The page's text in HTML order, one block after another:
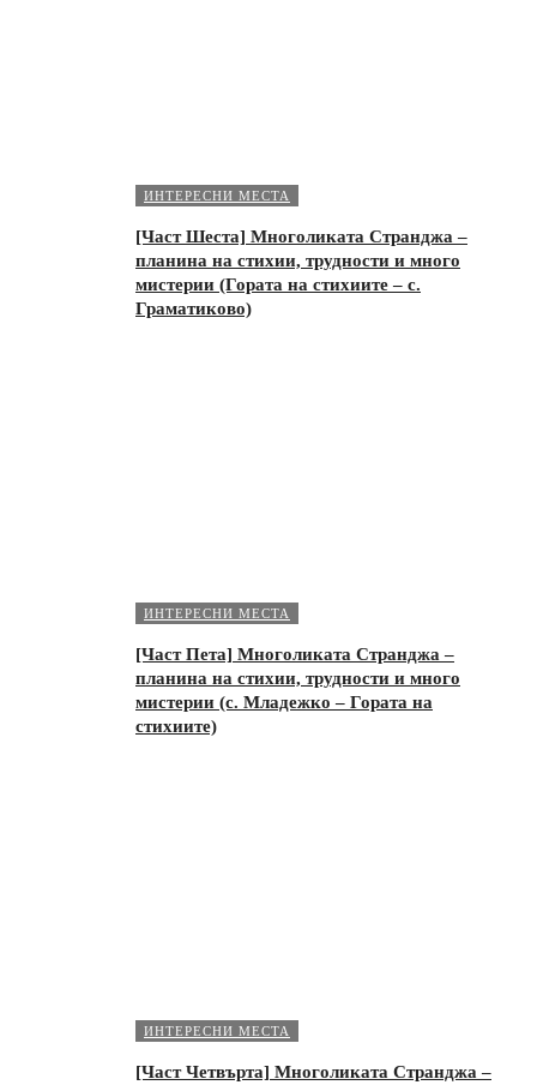
ИНТЕРЕСНИ МЕСТА
[Част Шеста] Многоликата Странджа –
планина на стихии, трудности и много
мистерии (Гората на стихиите – с.
Граматиково)
ИНТЕРЕСНИ МЕСТА
[Част Пета] Многоликата Странджа –
планина на стихии, трудности и много
мистерии (с. Младежко – Гората на
стихиите)
ИНТЕРЕСНИ МЕСТА
[Част Четвърта] Многоликата Странджа –